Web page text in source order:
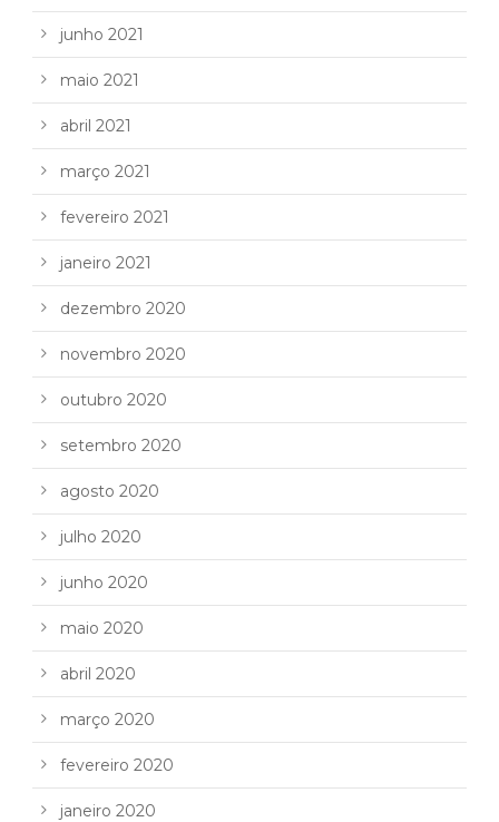
junho 2021
maio 2021
abril 2021
março 2021
fevereiro 2021
janeiro 2021
dezembro 2020
novembro 2020
outubro 2020
setembro 2020
agosto 2020
julho 2020
junho 2020
maio 2020
abril 2020
março 2020
fevereiro 2020
janeiro 2020